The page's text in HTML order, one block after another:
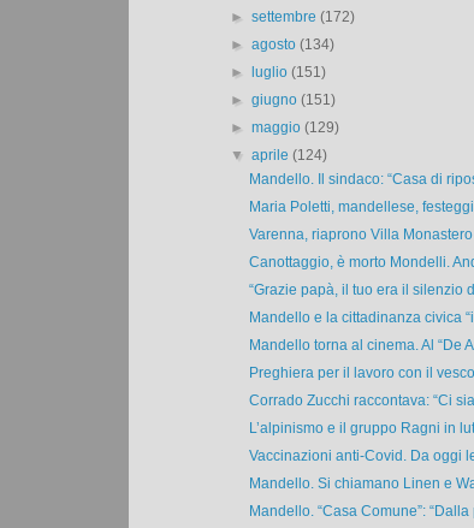
►settembre(172)
►agosto(134)
►
luglio(151)
►giugno(151)
►maggio(129)
▼aprile(124)
Mandello. Il sindaco: “Casa di
Maria Poletti, mandellese,
Varenna, riaprono Villa
Canottaggio, è morto Mondelli.
“Grazie papà, il tuo era il silenzio
Mandello e la cittadinanza civica
Mandello torna al cinema. Al “De
Preghiera per il lavoro con il
Corrado Zucchi raccontava: “Ci
L’alpinismo e il gruppo Ragni in
Vaccinazioni anti-Covid. Da oggi
Mandello. Si chiamano Linen e
Mandello. “Casa Comune”: